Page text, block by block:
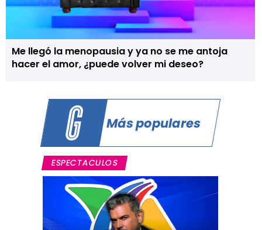
Me llegó la menopausia y ya no se me antoja
hacer el amor, ¿puede volver mi deseo?
Más populares
ESPECTACULOS